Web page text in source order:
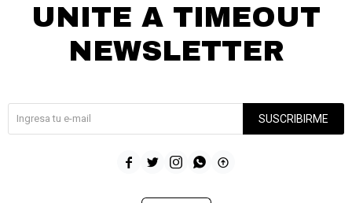
UNITE A TIMEOUT
NEWSLETTER
SUSCRIBIRME
    